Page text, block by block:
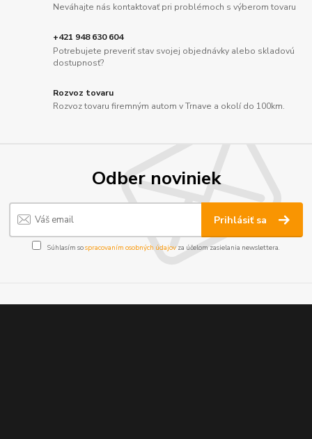
Neváhajte nás kontaktovať pri problémoch s výberom tovaru
+421 948 630 604
Potrebujete preveriť stav svojej objednávky alebo skladovú
dostupnosť?
Rozvoz tovaru
Rozvoz tovaru firemným autom v Trnave a okolí do 100km.
Odber noviniek
Prihlásiť sa
Súhlasím sospracovaním osobných údajov za účelom zasielania newslettera.